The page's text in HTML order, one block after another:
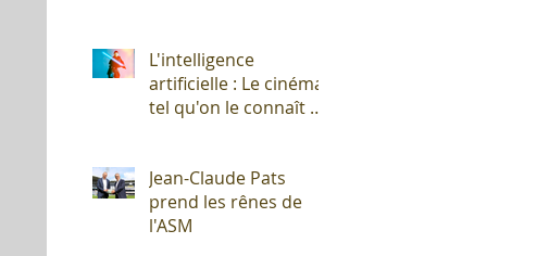
L'intelligence
artificielle : Le cinéma
tel qu'on le connaît vit
Jean-Claude Pats
prend les rênes de
l'ASM